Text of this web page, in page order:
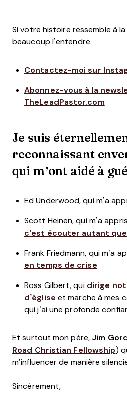
Si votre histoire ressemble à la
beaucoup l’entendre.
Contactez-moi sur
Abonnez-vous à la
TheLeadPastor.com
Je suis
reconnaissant
qui m’ont aidé à
Ed Underwood, qui m’a
Scott Heinen, qui m’a appris
c’est écouter autant
Frank Friedmann, qui m’a
en temps de crise
Ross Gilbert, qui dirige
d’église et marche à mes
qui j’ai une profonde
Et surtout mon père, Jim
Road Christian Fellowship)
m’influencer de manière
Sincèrement,